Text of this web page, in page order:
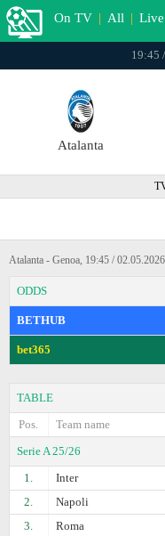
On TV | All | Live
19:45
Atalanta
Atalanta - Genoa, 19:45 /
ODDS
BETHUB
bet365
TABLE
Pos.
Team name
Serie A 25/26
1.
Inter
2.
Napoli
3.
Roma